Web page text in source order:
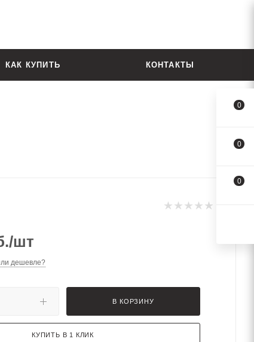
КАК КУПИТЬ КОНТАКТЫ
/шт
дешевле?
В КОРЗИНУ
КУПИТЬ В 1 КЛИК
0
0
0